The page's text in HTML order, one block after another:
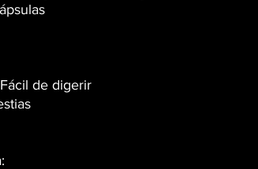
de digerir